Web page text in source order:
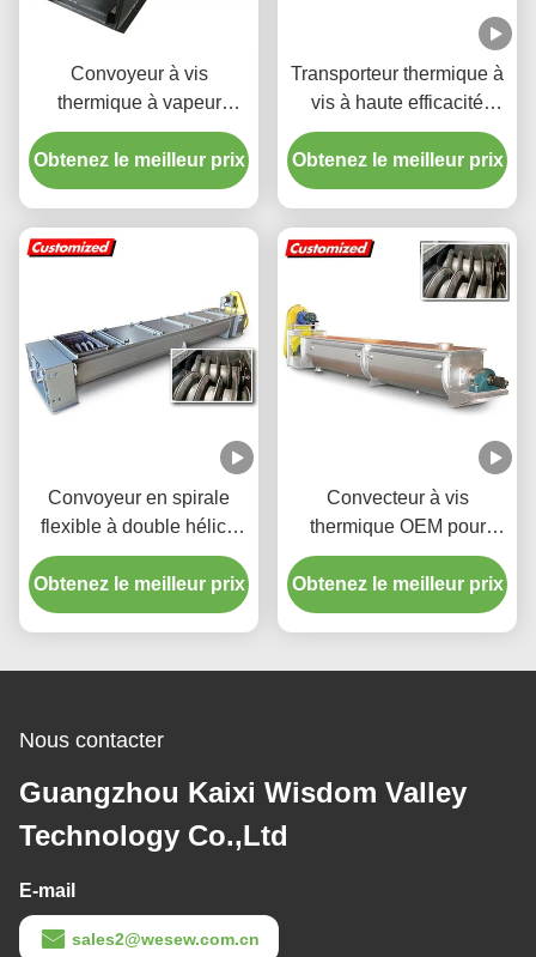
Convoyeur à vis
thermique à vapeur
Steam Heat personnalisé
pour la biomasse -
Garantie 1 an
Obtenez le meilleur prix
Transporteur thermique à
vis à haute efficacité
résistant au feu avec
système de transmission
personnalisé
Obtenez le meilleur prix
Convoyeur en spirale
flexible à double hélice
CH0004 pour le
refroidissement ou le
chauffage en option
Obtenez le meilleur prix
Convecteur à vis
thermique OEM pour
aliments et boissons avec
système de transport
personnalisé
Obtenez le meilleur prix
Nous contacter
Guangzhou Kaixi Wisdom Valley
Technology Co.,Ltd
E-mail
sales2@wesew.com.cn